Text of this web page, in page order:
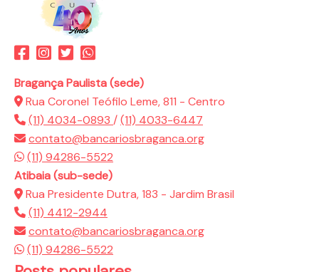
Bragança Paulista (sede)
Rua Coronel Teófilo Leme, 811 - Centro
(11) 4034-0893 /(11) 4033-6447
contato@bancariosbraganca.org
(11) 94286-5522
Atibaia (sub-sede)
Rua Presidente Dutra, 183 - Jardim Brasil
(11) 4412-2944
contato@bancariosbraganca.org
(11) 94286-5522